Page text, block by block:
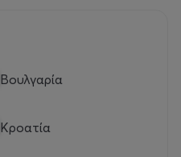
Βουλγαρία
Κροατία